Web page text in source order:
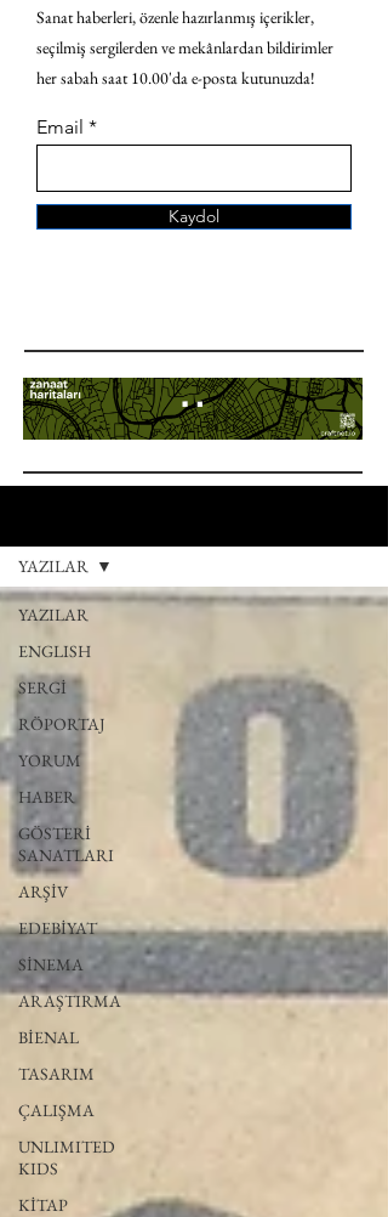
Sanat haberleri, özenle hazırlanmış içerikler,
seçilmiş sergilerden ve mekânlardan bildirimler
her sabah saat 10.00'da e-posta kutunuzda!
Email
Kaydol
YAZILAR
ENGLISH
SERGİ
RÖPORTAJ
YORUM
HABER
GÖSTERİ
SANATLARI
ARŞİV
EDEBİYAT
SİNEMA
ARAŞTIRMA
BİENAL
TASARIM
ÇALIŞMA
UNLIMITED
KIDS
KİTAP
YAZILAR